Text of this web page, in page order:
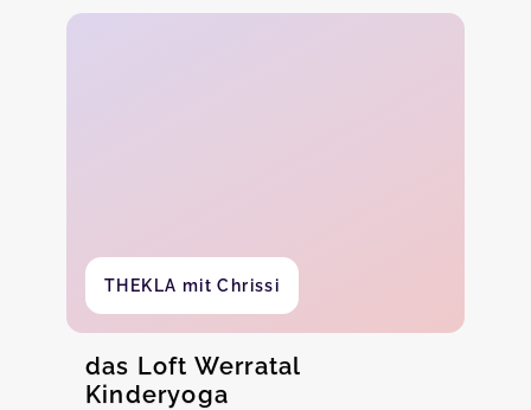
THEKLA mit Chrissi
das Loft Werratal
Kinderyoga